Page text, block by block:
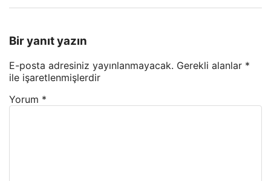
Bir yanıt yazın
E-posta adresiniz yayınlanmayacak. Gerekli alanlar *
ile işaretlenmişlerdir
Yorum *